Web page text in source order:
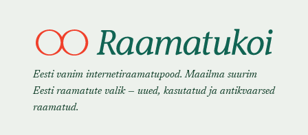
Eesti vanim internetiraamatupood. Maailma suurim
Eesti raamatute valik — uued, kasutatud ja antikvaarsed
raamatud.